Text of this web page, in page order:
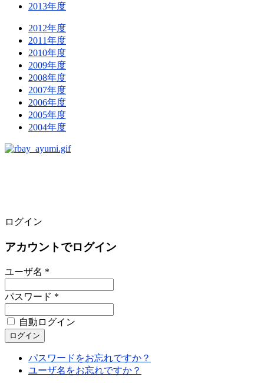
2013年度
2012年度
2011年度
2010年度
2009年度
2008年度
2007年度
2006年度
2005年度
2004年度
ログイン
アカウントでログイン
ユーザ名 *
パスワード *
自動ログイン
パスワードをお忘れですか？
ユーザ名をお忘れですか？